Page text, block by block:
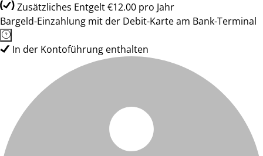
Zusätzliches Entgelt €12.00 pro Jahr
Bargeld-Einzahlung mit der Debit-Karte am Bank-Terminal
In der Kontoführung enthalten